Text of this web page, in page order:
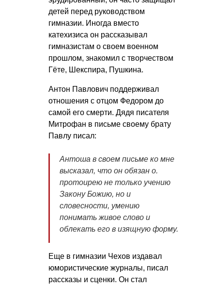
детей перед руководством
гимназии. Иногда вместо
катехизиса он рассказывал
гимназистам о своем военном
прошлом, знакомил с творчеством
Гёте, Шекспира, Пушкина.
Антон Павлович поддерживал
отношения с отцом Федором до
самой его смерти. Дядя писателя
Митрофан в письме своему брату
Павлу писал:
Антоша в своем письме ко мне
высказал, что он обязан о.
протоирею не только учению
Закону Божию, но и
словесности, умению
понимать живое слово и
облекать его в изящную форму.
Еще в гимназии Чехов издавал
юмористические журналы, писал
рассказы и сценки. Он стал